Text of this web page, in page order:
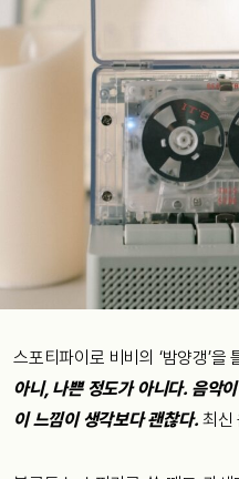
스포티파이로 비비의 ‘밤양갱’을
아니, 나쁜 정도가 아니다. 음악
이 느낌이 생각보다 괜찮다. 최신